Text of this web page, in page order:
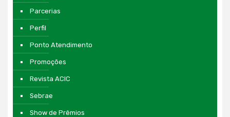
Parcerias
Perfil
Ponto Atendimento
Promoções
Revista ACIC
Sebrae
Show de Prêmios